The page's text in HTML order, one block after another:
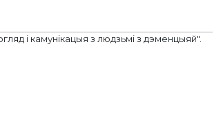
і камунікацыя з людзьмі з дэменцыяй".